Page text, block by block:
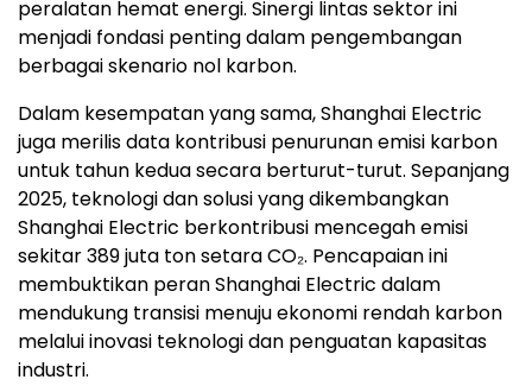
peralatan hemat energi. Sinergi lintas sektor ini
menjadi fondasi penting dalam pengembangan
berbagai skenario nol karbon.
Dalam kesempatan yang sama, Shanghai Electric
juga merilis data kontribusi penurunan emisi karbon
untuk tahun kedua secara berturut-turut. Sepanjang
2025, teknologi dan solusi yang dikembangkan
Shanghai Electric berkontribusi mencegah emisi
sekitar 389 juta ton setara CO₂. Pencapaian ini
membuktikan peran Shanghai Electric dalam
mendukung transisi menuju ekonomi rendah karbon
melalui inovasi teknologi dan penguatan kapasitas
industri.